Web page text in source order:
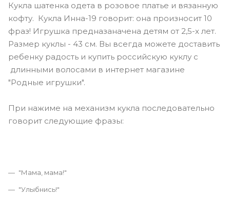
Кукла шатенка одета в розовое платье и вязанную
кофту. Кукла Инна-19 говорит: она произносит 10
фраз! Игрушка предназаначена детям от 2,5-х лет.
Размер куклы - 43 см. Вы всегда можете доставить
ребенку радость и купить российскую куклу с
длинными волосами в интернет магазине
"Родные игрушки".
При нажиме на механизм кукла последовательно
говорит следующие фразы:
"Мама, мама!"
"Улыбнись!"